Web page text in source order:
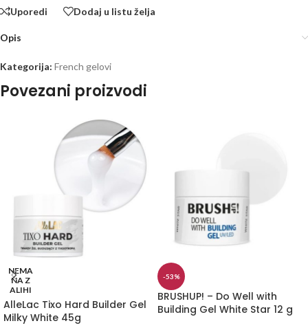
Uporedi Dodaj u listu želja
Opis
Kategorija: French gelovi
Povezani proizvodi
NEMA
NA Z
ALIHI
AlleLac Tixo Hard Builder Gel
Milky White 45g
-53%
BRUSHUP! – Do Well with
Building Gel White Star 12 g